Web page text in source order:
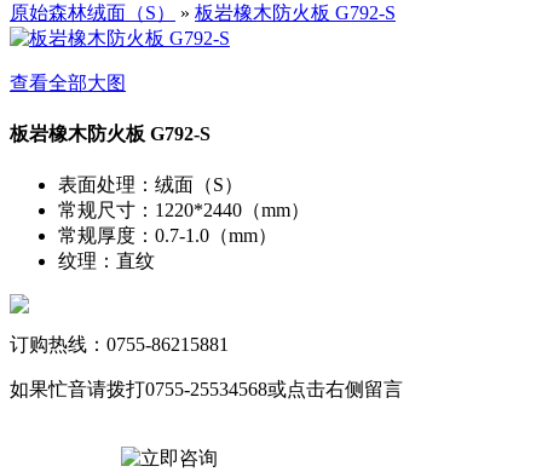
原始森林绒面（S）
» 板岩橡木防火板 G792-S
查看全部大图
板岩橡木防火板 G792-S
表面处理 ： 绒面（S）
常规尺寸 ： 1220*2440（mm）
常规厚度 ： 0.7-1.0（mm）
纹理 ： 直纹
订购热线：0755-86215881
如果忙音请拨打0755-25534568或点击右侧留言